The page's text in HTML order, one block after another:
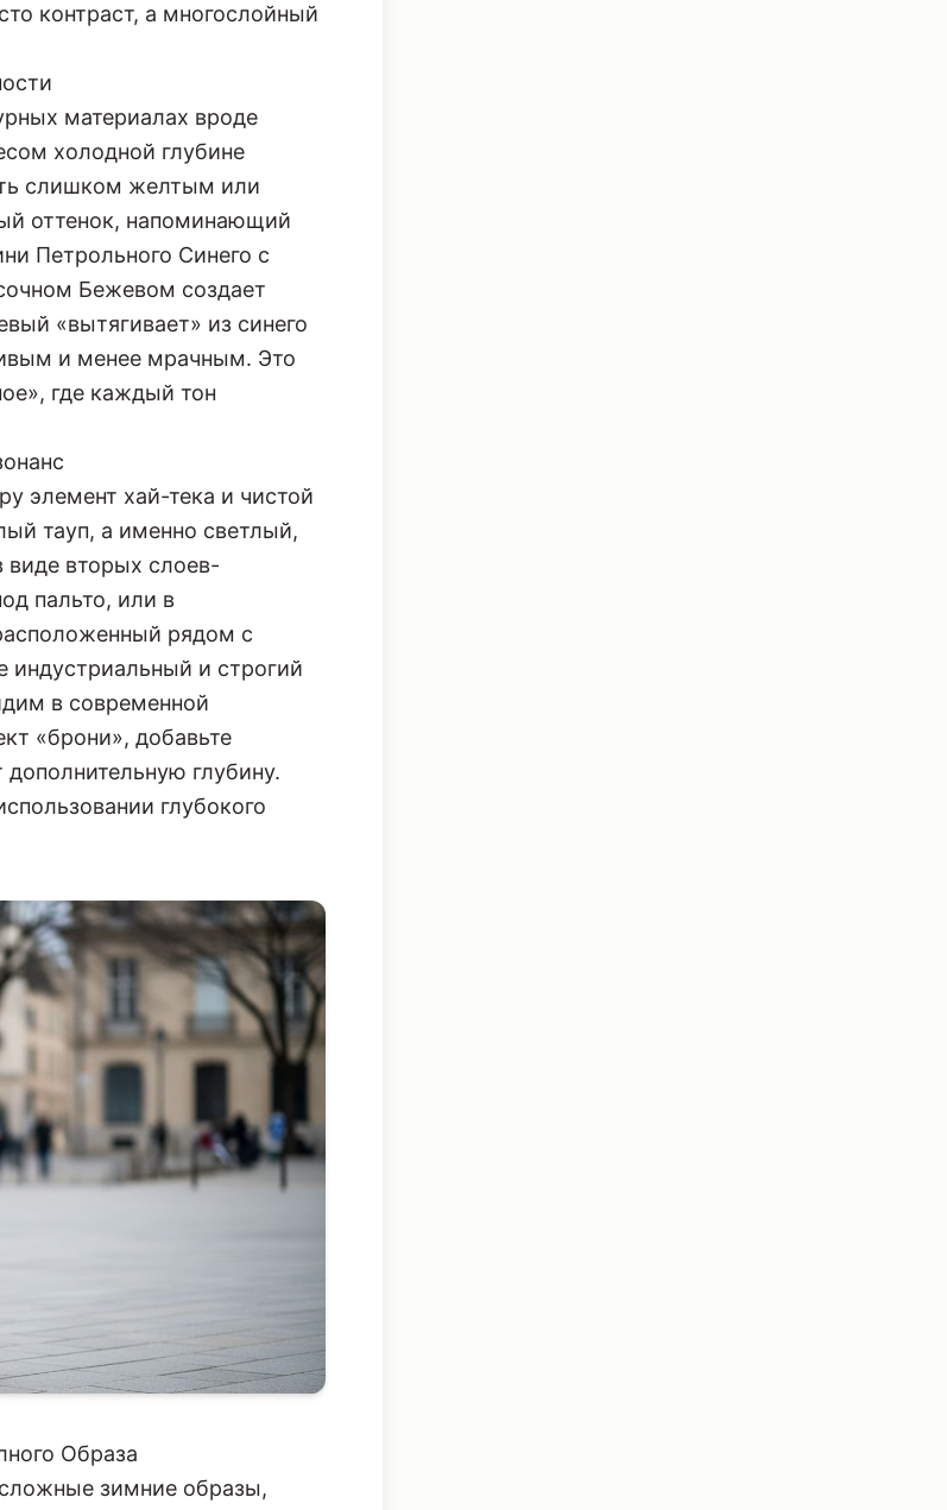
контраст, а многослойный
материалах вроде
холодной глубине
слишком желтым или
оттенок, напоминающий
Петрольного Синего с
Бежевом создает
«вытягивает» из синего
и менее мрачным. Это
где каждый тон
элемент хай-тека и чистой
тауп, а именно светлый,
вторых слоев-
пальто, или в
рядом с
и строгий
в современной
«брони», добавьте
глубину.
глубокого
Образа
зимние образы,